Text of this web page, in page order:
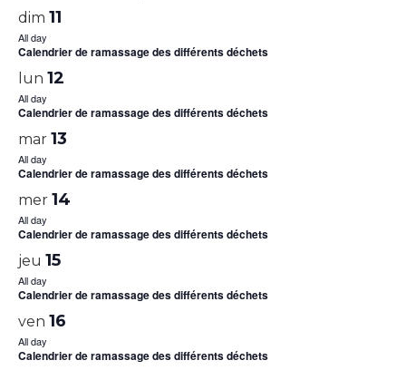
dim 11
All day
Calendrier de ramassage des différents déchets
lun 12
All day
Calendrier de ramassage des différents déchets
mar 13
All day
Calendrier de ramassage des différents déchets
mer 14
All day
Calendrier de ramassage des différents déchets
jeu 15
All day
Calendrier de ramassage des différents déchets
ven 16
All day
Calendrier de ramassage des différents déchets